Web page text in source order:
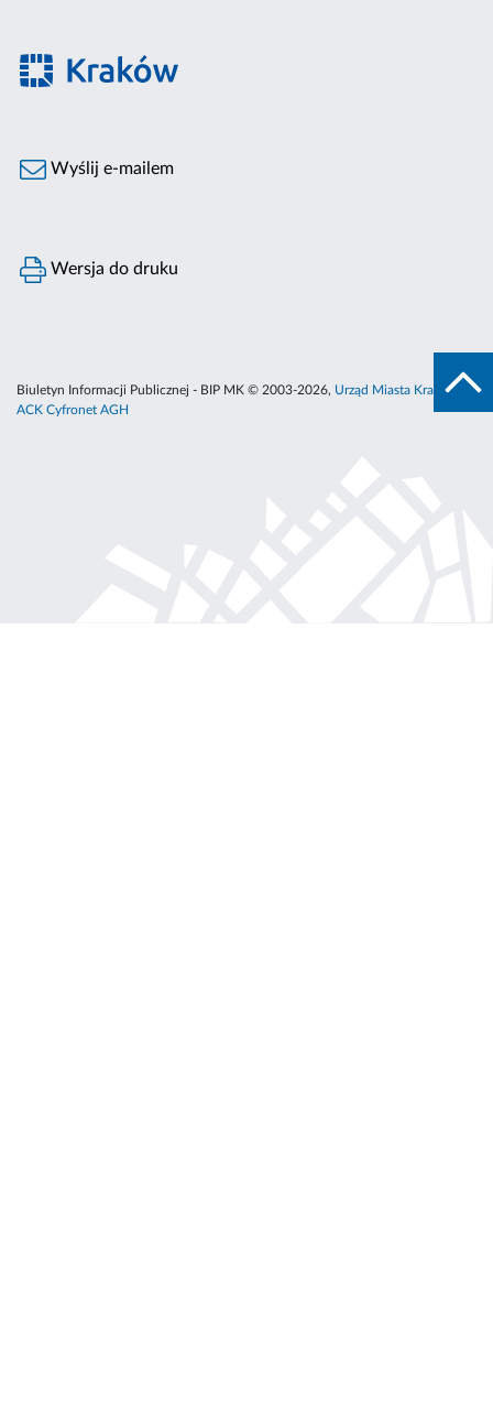
Wyślij e-mailem
Wersja do druku
Biuletyn Informacji Publicznej - BIP MK © 2003-2026, Urząd Miasta Krakowa
ACK Cyfronet AGH